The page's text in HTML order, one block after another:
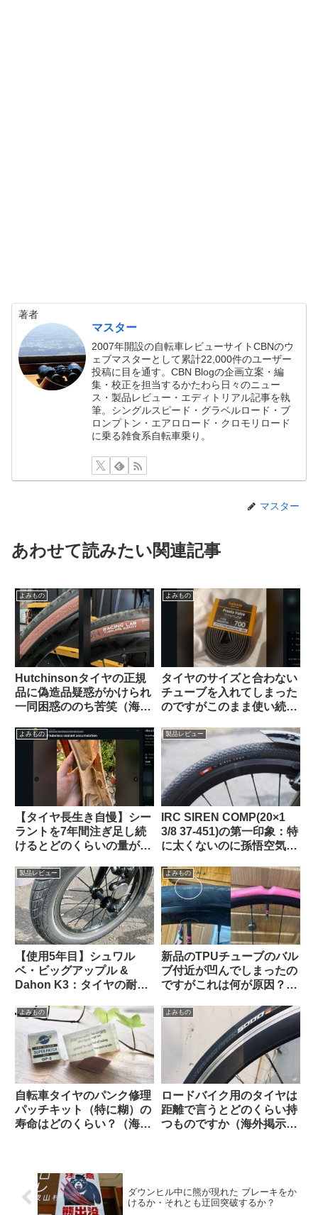
著者
マスター
2007年開設の自転車レビューサイトCBNのウ
ェブマスターとして累計22,000件のユーザー
投稿に目を通す。CBN Blogの企画立案・編
集・校正を担当するかたわら日々のニュー
ス・製品レビュー・エディトリアル記事を執
筆。シングルスピード・グラベルロード・ブ
ロンプトン・エアロロード・クロモリロード
に乗る雑食系自転車乗り。
マスター
あわせて読みたい関連記事
よみもの
Hutchinsonタイヤの正規
品に偽造品疑惑がかけられ
一同困惑ののち苦笑（海外
よみもの
タイヤのサイズと合わない
チューブを入れてしまった
のですがこのまま使い続け
外掲示板より）
よみもの
【タイヤ長生き自慢】シー
ラントを7年間注ぎ足し続
けるとどのくらいの量が溜
ら）
製品レビュー
IRC SIREN COMP(20×1
3/8 37-451)の第一印象：特
に太くないのに孫悟空気分
（ガチ競技用の高級タイ
ヤ）【Tern Crest カスタマ
イズ】
製品レビュー
【使用5年目】シュワル
ベ・ビッグアップル &
Dahon K3：タイヤの耐久
あったか
よみもの
新品のTPUチューブのバル
ブ付近が凹んでしまったの
ですがこれは何が原因？
よみもの
自転車タイヤのパンク修理
パッチキット（特に糊）の
寿命はどのくらい？（海外
よみもの
ロードバイク用のタイヤは
距離で言うとどのくらい持
つものですか（海外掲示板
ダウンヒル中に熊が現れた ブレーキをか
けるか・それとも迂回突破するか？